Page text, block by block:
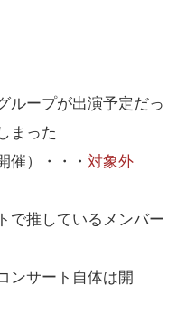
ループが出演予定だっ
まった
催）・・・ 対象外
で推しているメンバー
ンサート自体は開